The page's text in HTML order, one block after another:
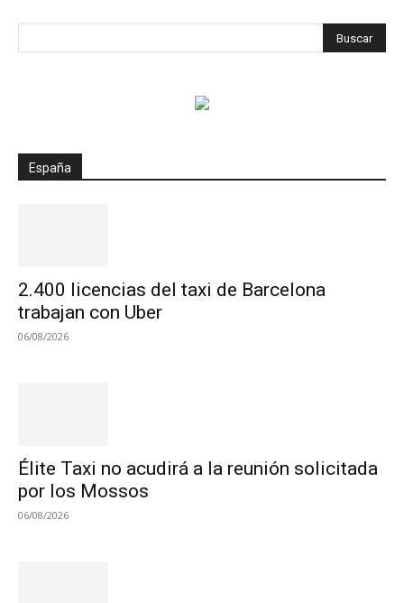
España
2.400 licencias del taxi de Barcelona
trabajan con Uber
06/08/2026
Élite Taxi no acudirá a la reunión solicitada
por los Mossos
06/08/2026